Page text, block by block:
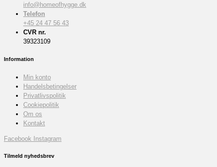
info@homeofhygge.dk
Telefon
+45 24 47 56 43
CVR nr.
39323109
Information
Min konto
Handelsbetingelser
Privatlivspolitik
Cookiepolitik
Om os
Kontakt
Facebook Instagram
Tilmeld nyhedsbrev